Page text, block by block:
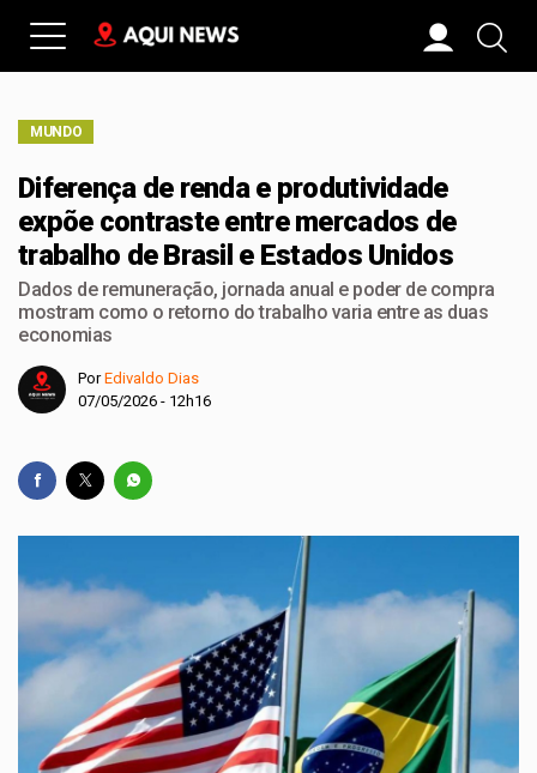
MUNDO
Diferença de renda e produtividade
expõe contraste entre mercados de
trabalho de Brasil e Estados Unidos
Dados de remuneração, jornada anual e poder de compra
mostram como o retorno do trabalho varia entre as duas
economias
PorEdivaldo Dias
07/05/2026 - 12h16